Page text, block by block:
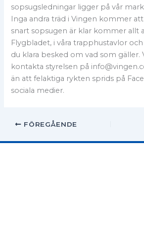
sopsugsledningar ligger på vår
Inga andra träd i Vingen kommer
snart sopsugen är klar kommer allt
Flygbladet, i våra trapphustavlor
du klara besked om vad som gäller.
kontakta styrelsen på
än att felaktiga rykten sprids på
sociala medier.
FÖREGÅENDE